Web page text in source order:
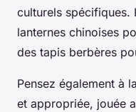
culturels spécifiques.
lanternes chinoises
des tapis berbères
Pensez également à
et appropriée, jouée